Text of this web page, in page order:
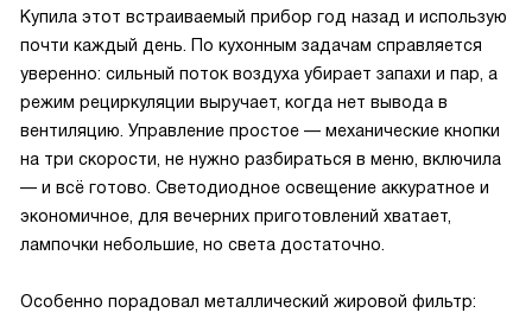
Купила этот встраиваемый прибор год назад и использую
почти каждый день. По кухонным задачам справляется
уверенно: сильный поток воздуха убирает запахи и пар, а
режим рециркуляции выручает, когда нет вывода в
вентиляцию. Управление простое — механические кнопки
на три скорости, не нужно разбираться в меню, включила
— и всё готово. Светодиодное освещение аккуратное и
экономичное, для вечерних приготовлений хватает,
лампочки небольшие, но света достаточно.
Особенно порадовал металлический жировой фильтр: